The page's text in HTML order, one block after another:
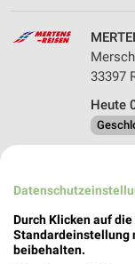
33397
Heute
An
59494
Durch Klicken auf
Standardeinstellung
beibehalten.